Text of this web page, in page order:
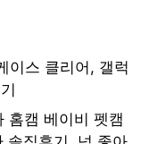
이스 클리어, 갤럭
홈캠 베이비 펫캠